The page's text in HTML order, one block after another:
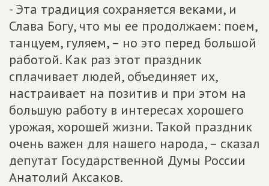
- Эта традиция сохраняется веками, и
Слава Богу, что мы ее продолжаем: поем,
танцуем, гуляем, – но это перед большой
работой. Как раз этот праздник
сплачивает людей, объединяет их,
настраивает на позитив и при этом на
большую работу в интересах хорошего
урожая, хорошей жизни. Такой праздник
очень важен для нашего народа, – сказал
депутат Государственной Думы России
Анатолий Аксаков.